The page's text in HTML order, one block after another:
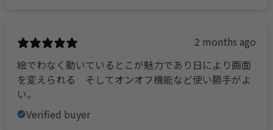
2 months ago
絵でわなく動いているとこが魅力であり日により画面
を変えられる そしてオンオフ機能など使い勝手がよ
い。
Verified buyer